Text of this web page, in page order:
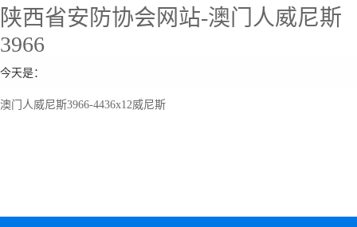
陕西省安防协会网站-澳门人威尼斯
3966
今天是：
澳门人威尼斯3966-4436x12威尼斯